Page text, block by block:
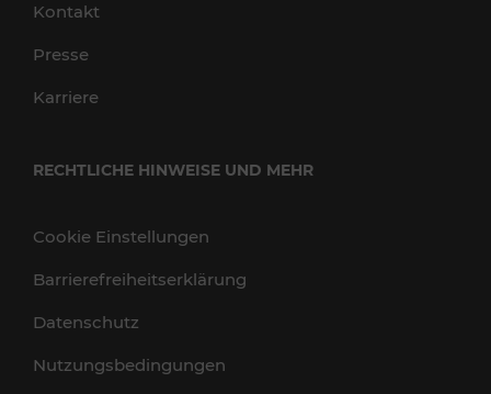
Kontakt
Presse
Karriere
RECHTLICHE HINWEISE UND MEHR
Cookie Einstellungen
Barrierefreiheitserklärung
Datenschutz
Nutzungsbedingungen